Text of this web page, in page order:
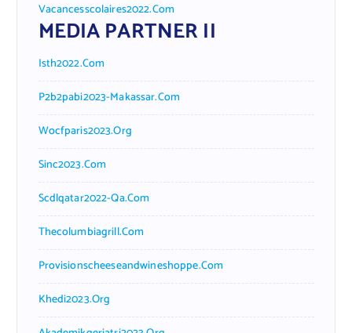
Vacancesscolaires2022.com
MEDIA PARTNER II
Isth2022.com
P2b2pabi2023-Makassar.com
Wocfparis2023.org
Sinc2023.com
Scdlqatar2022-Qa.com
Thecolumbiagrill.com
Provisionscheeseandwineshoppe.com
Khedi2023.org